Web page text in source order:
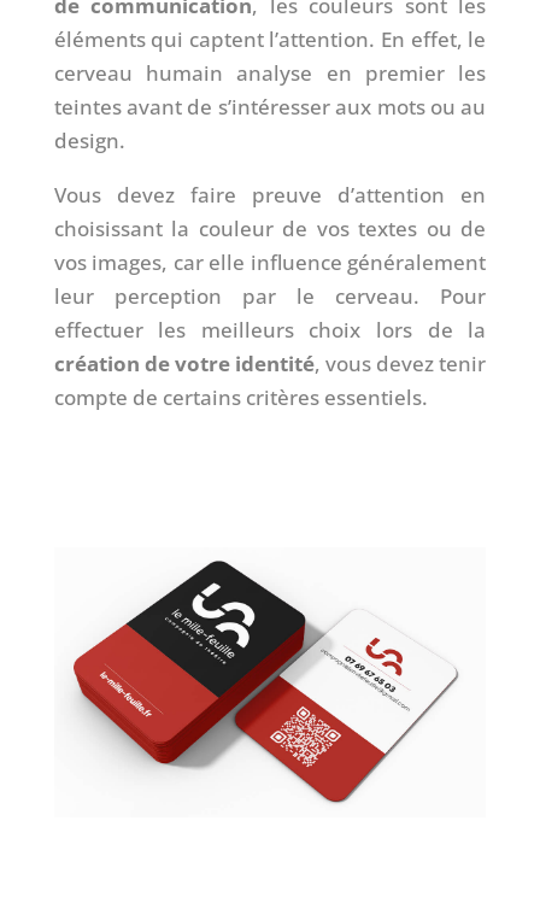
de communication, les couleurs sont les
éléments qui captent l’attention. En effet, le
cerveau humain analyse en premier les
teintes avant de s’intéresser aux mots ou au
design.
Vous devez faire preuve d’attention en
choisissant la couleur de vos textes ou de
vos images, car elle influence généralement
leur perception par le cerveau. Pour
effectuer les meilleurs choix lors de la
création de votre identité, vous devez tenir
compte de certains critères essentiels.